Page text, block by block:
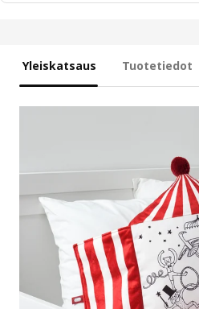
Yleiskatsaus Tuotetiedot